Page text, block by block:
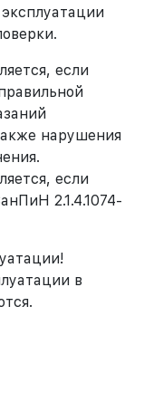
если
нарушения
если
2.1.4.1074-
в